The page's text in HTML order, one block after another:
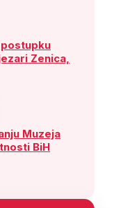
Zenica,
Muzeja
BiH